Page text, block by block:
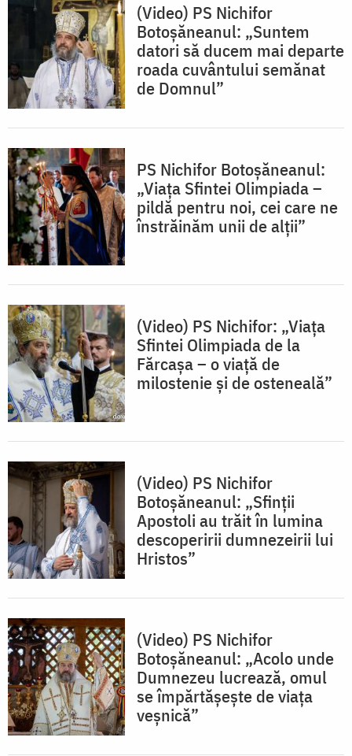
(Video) PS Nichifor
Botoșăneanul: „Suntem
datori să ducem mai departe
roada cuvântului semănat
de Domnul”
PS Nichifor Botoșăneanul:
„Viața Sfintei Olimpiada –
pildă pentru noi, cei care ne
înstrăinăm unii de alții”
(Video) PS Nichifor: „Viața
Sfintei Olimpiada de la
Fărcașa – o viață de
milostenie și de osteneală”
(Video) PS Nichifor
Botoșăneanul: „Sfinții
Apostoli au trăit în lumina
descoperirii dumnezeirii lui
Hristos”
(Video) PS Nichifor
Botoșăneanul: „Acolo unde
Dumnezeu lucrează, omul
se împărtășește de viața
veșnică”